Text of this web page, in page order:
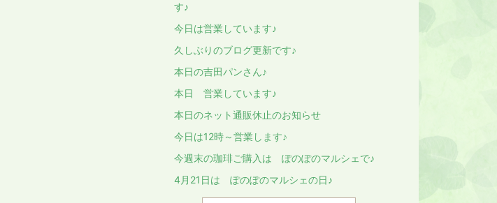
す♪
今日は営業しています♪
久しぶりのブログ更新です♪
本日の吉田パンさん♪
本日 営業しています♪
本日のネット通販休止のお知らせ
今日は12時～営業します♪
今週末の珈琲ご購入は ぽのぽのマルシェで♪
4月21日は ぽのぽのマルシェの日♪